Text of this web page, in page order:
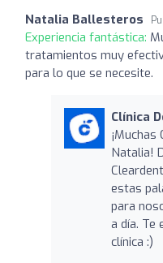
Natalia Ballesteros
Experiencia fantástica:
tratamientos muy
para lo que se necesite.
Clínica
Natalia!
estas
para
a día. Te
clínica :)